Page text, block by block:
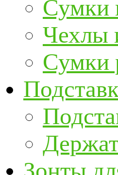
Сумки
Чехлы
Сумки